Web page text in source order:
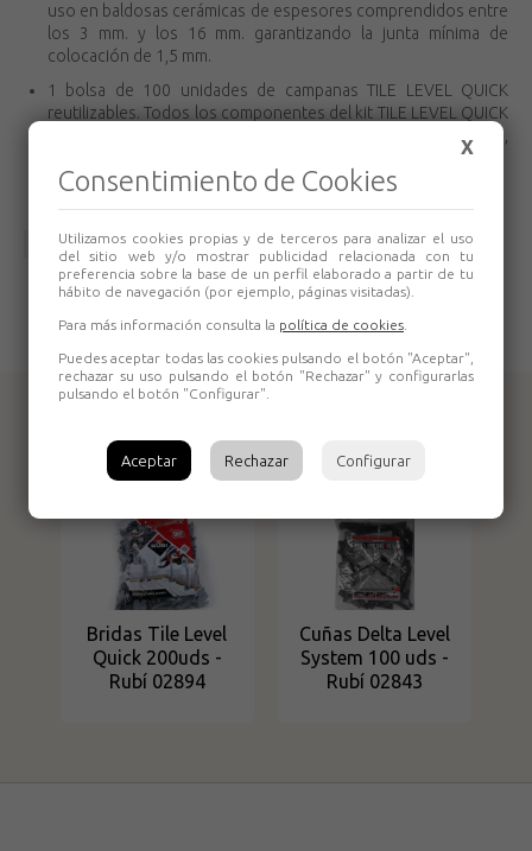
uso en baldosas cerámicas de espesores comprendidos entre
los 3 mm. y los 16 mm. garantizando la junta mínima de
colocación de 1,5 mm.
1 bolsa de 100 unidades de campanas TILE LEVEL QUICK
reutilizables. Todos los componentes del kit TILE LEVEL QUICK
de RUBI se sirven en un práctico envase tipo cubo con asa,
Volver
Bridas Tile Level
Quick 200uds -
Rubí 02894
Cuñas Delta Level
System 100 uds -
Rubí 02843
X
Consentimiento de Cookies
Utilizamos cookies propias y de terceros para analizar el uso
del sitio web y/o mostrar publicidad relacionada con tu
preferencia sobre la base de un perfil elaborado a partir de tu
hábito de navegación (por ejemplo, páginas visitadas).
Para más información consulta la política de cookies
Puedes aceptar todas las cookies pulsando el botón "Aceptar",
rechazar su uso pulsando el botón "Rechazar" y configurarlas
pulsando el botón "Configurar".
Aceptar Rechazar Configurar